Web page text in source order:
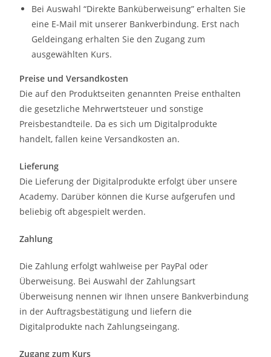
Bei Auswahl “Direkte Banküberweisung” erhalten Sie
eine E-Mail mit unserer Bankverbindung. Erst nach
Geldeingang erhalten Sie den Zugang zum
ausgewählten Kurs.
Preise und Versandkosten
Die auf den Produktseiten genannten Preise enthalten
die gesetzliche Mehrwertsteuer und sonstige
Preisbestandteile. Da es sich um Digitalprodukte
handelt, fallen keine Versandkosten an.
Lieferung
Die Lieferung der Digitalprodukte erfolgt über unsere
Academy. Darüber können die Kurse aufgerufen und
beliebig oft abgespielt werden.
Zahlung
Die Zahlung erfolgt wahlweise per PayPal oder
Überweisung. Bei Auswahl der Zahlungsart
Überweisung nennen wir Ihnen unsere Bankverbindung
in der Auftragsbestätigung und liefern die
Digitalprodukte nach Zahlungseingang.
Zugang zum Kurs